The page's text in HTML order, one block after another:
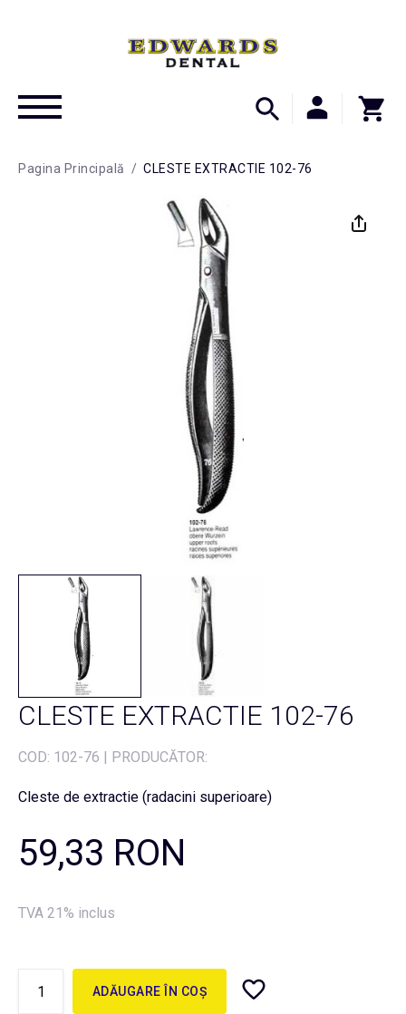
Pagina Principală / CLESTE EXTRACTIE 102-76
CLESTE EXTRACTIE 102-76
COD: 102-76 | PRODUCĂTOR:
Cleste de extractie (radacini superioare)
59,33 RON
TVA 21% inclus
ADĂUGARE ÎN COȘ